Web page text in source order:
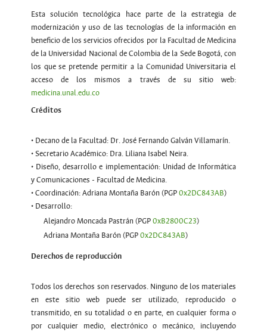
Esta solución tecnológica hace parte de la estrategia de
modernización y uso de las tecnologías de la información en
beneficio de los servicios ofrecidos por la Facultad de Medicina
de la Universidad Nacional de Colombia de la Sede Bogotá, con
los que se pretende permitir a la Comunidad Universitaria el
acceso de los mismos a través de su sitio web:
medicina.unal.edu.co
Créditos
• Decano de la Facultad: Dr. José Fernando Galván Villamarín.
• Secretario Académico: Dra. Liliana Isabel Neira.
• Diseño, desarrollo e implementación: Unidad de Informática
y Comunicaciones - Facultad de Medicina.
• Coordinación: Adriana Montaña Barón (PGP0x2DC843AB)
• Desarrollo:
Alejandro Moncada Pastrán (PGP0xB2800C23)
Adriana Montaña Barón (PGP0x2DC843AB)
Derechos de reproducción
Todos los derechos son reservados. Ninguno de los materiales
en este sitio web puede ser utilizado, reproducido o
transmitido, en su totalidad o en parte, en cualquier forma o
por cualquier medio, electrónico o mecánico, incluyendo